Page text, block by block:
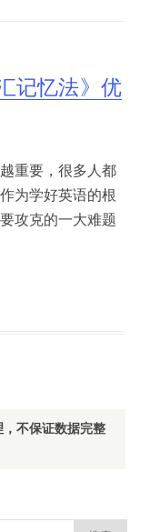
记忆法》优
重要，很多人都
为学好英语的根
攻克的一大难题
不保证数据完整